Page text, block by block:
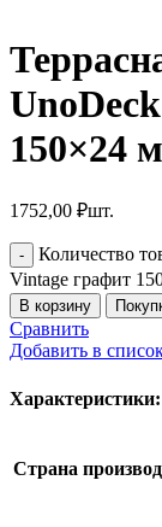
150×24
1752,00 ₽шт.
Количество
Vintage графит
В корзину
Сравнить
Добавить в
Характеристики:
Страна